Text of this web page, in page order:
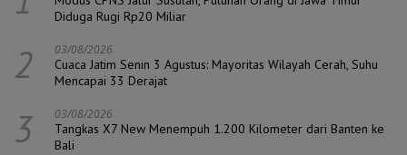
Diduga Rugi Rp20 Miliar
2 03/08/2026
Cuaca Jatim Senin 3 Agustus: Mayoritas Wilayah Cerah, Suhu
Mencapai 33 Derajat
3 03/08/2026
Tangkas X7 New Menempuh 1.200 Kilometer dari Banten ke
Bali